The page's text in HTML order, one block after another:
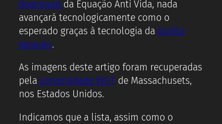
download da Equação Anti Vida, nada
avançará tecnologicamente como o
esperado graças à tecnologia da quinta
geração.
As imagens deste artigo foram recuperadas
pela universidade WUTde Massachusets,
nos Estados Unidos.
Indicamos que a lista, assim como o